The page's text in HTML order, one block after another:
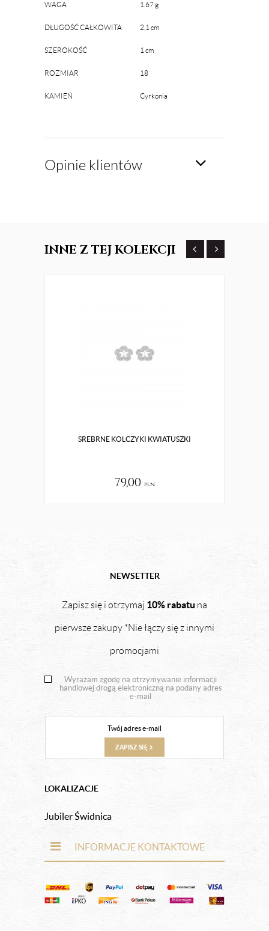
WAGA 1.67 g
DŁUGOŚĆ CAŁKOWITA 2,1 cm
SZEROKOŚĆ 1 cm
ROZMIAR 18
KAMIEŃ Cyrkonia
Opinie klientów
INNE Z TEJ KOLEKCJI
SREBRNE KOLCZYKI KWIATUSZKI
79,00 pln
NEWSETTER
Zapisz się i otrzymaj 10% rabatu na
pierwsze zakupy *Nie łączy się z innymi
promocjami
Wyrażam zgodę na otrzymywanie informacji
handlowej drogą elektroniczną na podany adres
e-mail
ZAPISZ SIĘ
LOKALIZACJE
Jubiler Świdnica
INFORMACJE KONTAKTOWE